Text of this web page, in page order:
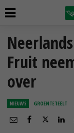
Fruit
over
NIEUWS GROENTETEELT